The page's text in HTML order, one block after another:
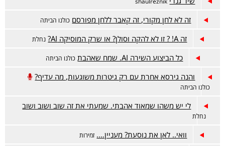
זה לא לחן מקורי, זה קאבר ללחן מפורסם כולנו הביתה
זה A! ? זו לא להקה וסולן? או שרק המוסיקה AI? נחלת
כל הביצוע השירה AI. שמח שאהבת כולנו הביתה
והנה גירסא אחרת עם רק גיטרות משוגעות, מה עדיף?
כולנו הביתה
לי יש משהו שמאוד אהבתי. שמעתי את זה שוב ושוב ושוב
נחלת
וואי.. לאן את נוסעת? מעניין…. זמירות